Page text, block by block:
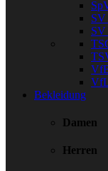
SV
SV
Bekleidung
Damen
Herren